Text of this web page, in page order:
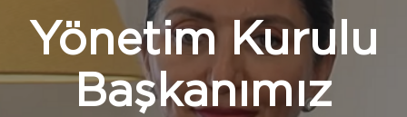
Yönetim Kurulu
Başkanımız